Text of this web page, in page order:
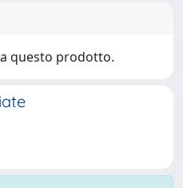
questo prodotto.